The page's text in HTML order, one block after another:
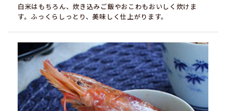
白米はもちろん、炊き込みご飯やおこわもおいしく炊けま
す。ふっくらしっとり、美味しく仕上がります。